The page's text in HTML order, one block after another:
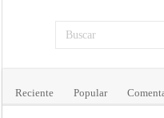
Reciente Popular